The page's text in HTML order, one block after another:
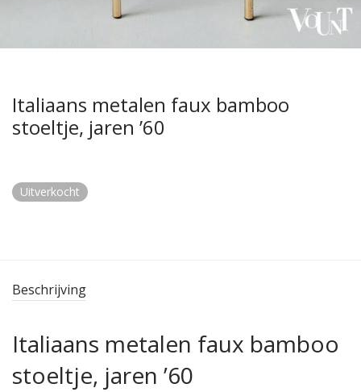
Italiaans metalen faux bamboo
stoeltje, jaren ’60
Uitverkocht
Beschrijving
Italiaans metalen faux bamboo
stoeltje, jaren ’60